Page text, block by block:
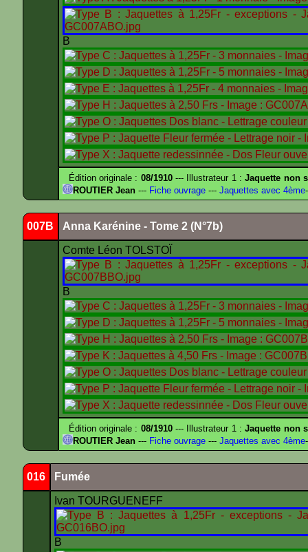
B
Édition originale : 08/1910--- Illustrateur 1 :Jaquette non
ROUTIER Jean --- Fiche ouvrage --- Jaquettes avec 4ème
007B Anna Karénine - Tome 2 (N°7b)
Comte Léon TOLSTOÏ
B
Édition originale : 08/1910--- Illustrateur 1 :Jaquette non
ROUTIER Jean --- Fiche ouvrage --- Jaquettes avec 4ème
016 Fumée
Ivan TOURGUENEFF
B